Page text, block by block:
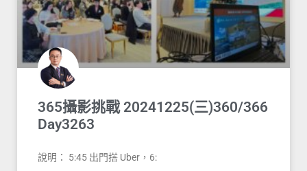
365攝影挑戰 20241225(三)360/366
Day3263
說明： 5:45 出門搭 Uber，6: